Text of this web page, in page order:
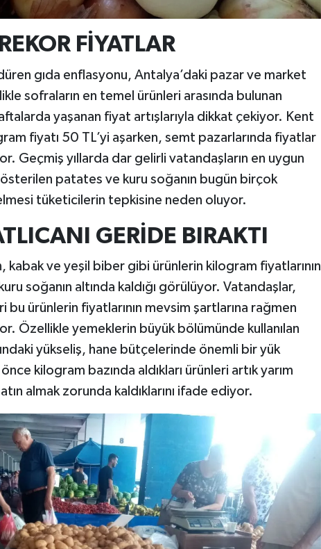
FİYATLAR
gıda enflasyonu, Antalya’daki pazar ve market
sofraların en temel ürünleri arasında bulunan
yaşanan fiyat artışlarıyla dikkat çekiyor. Kent
fiyatı 50 TL’yi aşarken, semt pazarlarında fiyatlar
Geçmiş yıllarda dar gelirli vatandaşların en uygun
patates ve kuru soğanın bugün birçok
tüketicilerin tepkisine neden oluyor.
GERİDE BIRAKTI
kabak ve yeşil biber gibi ürünlerin kilogram fiyatlarının
soğanın altında kaldığı görülüyor. Vatandaşlar,
ürünlerin fiyatlarının mevsim şartlarına rağmen
Özellikle yemeklerin büyük bölümünde kullanılan
yükseliş, hane bütçelerinde önemli bir yük
kilogram bazında aldıkları ürünleri artık yarım
almak zorunda kaldıklarını ifade ediyor.